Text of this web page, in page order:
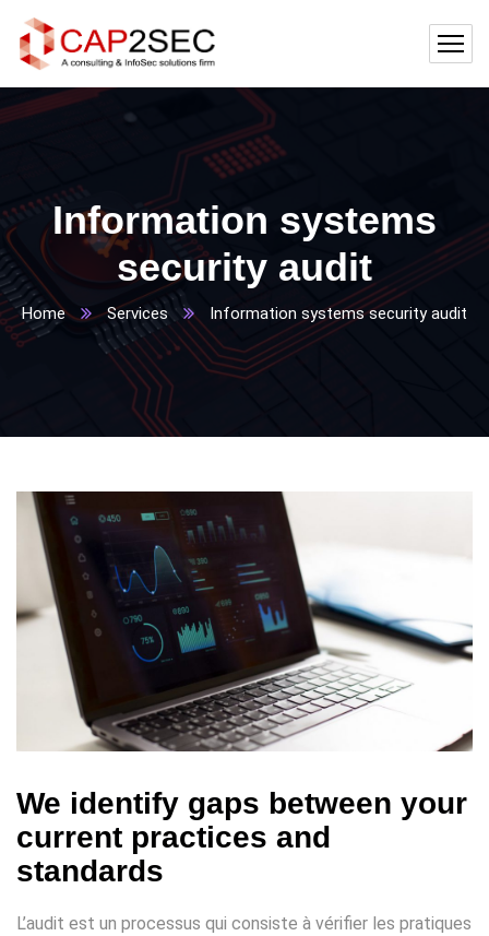
Information systems
security audit
Home Services Information systems security audit
We identify gaps between your
current practices and
standards
L’audit est un processus qui consiste à vérifier les pratiques